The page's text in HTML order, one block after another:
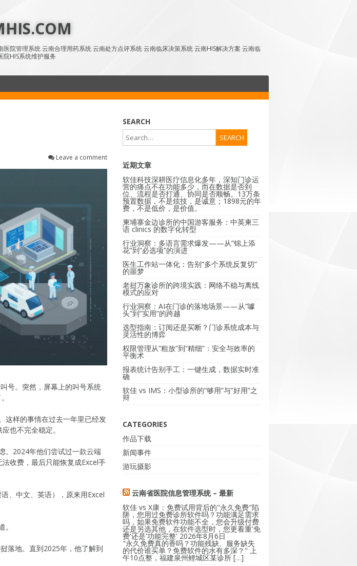
院管理系统 云南合理用药系统 云南处方点评系统 云南临床决策系统 云南HIS解决方案 云南临
院HIS系统维护服务
Leave a comment
号。突然，屏幕上的叫号系统
这样的事情在过去一年里已经发
也不完全稳定。
。2024年他们尝试过一款云端
收费，最后只能恢复成Excel手
、中文、英语），原来用Excel
落地。直到2025年，他了解到
SEARCH
近期文章
软佳科技深耕医疗信息化多年，深知门诊运
营的痛点不在功能多少，而在数据是否到
位、流程是否打通、协同是否顺畅。13万条
预置数据，不是炫技，是诚意；1898元的年
费，不是低价，是价值。
柬埔寨金边诊所的中国游客服务：中英柬三
语 clinics 的数字化转型
行业洞察：多语言需求爆发——从”锦上添
花”到”必选项”的演进
医生工作站一体化：告别”多个系统反复切”
的噩梦
老挝万象诊所的跨境实践：网络不稳与离线
模式的应对
行业洞察：AI在门诊的落地场景——从”噱
头”到”实用”的跨越
选型指南：订阅还是买断？门诊系统成本与
灵活性的博弈
权限管理从”粗放”到”精细”：安全与效率的
平衡术
报表统计告别手工：一键生成，数据实时准
确
软佳 vs IMS：小型诊所的”够用”与”好用”之
辩
CATEGORIES
作品下载
新闻事件
游玩摄影
云南省医院信息管理系统 – 最新
软佳 vs X康：免费试用背后的"永久免费"陷
阱，您用过免费诊所软件吗？功能满足需求
吗，如果免费软件功能不全，您会升级付费
还是另选其他，在软件选型时，您更看重'免
费'还是'功能完整' 2026年8月6日
"永久免费真的香吗？功能残缺、服务缺失
的代价谁买单？免费软件的水有多深？" 上
午10点整，福建泉州鲤城区某诊所 […]